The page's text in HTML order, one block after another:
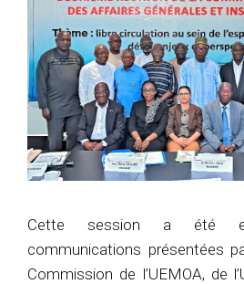
Cette session a été
communications présentées
Commission de l’UEMOA, de